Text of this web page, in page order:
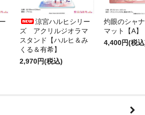
涼宮ハルヒシリー
ズ アクリルジオラマ
スタンド【ハルヒ＆み
くる＆有希】
2,970円(税込)
灼眼のシャ
マット【A】
4,400円(税